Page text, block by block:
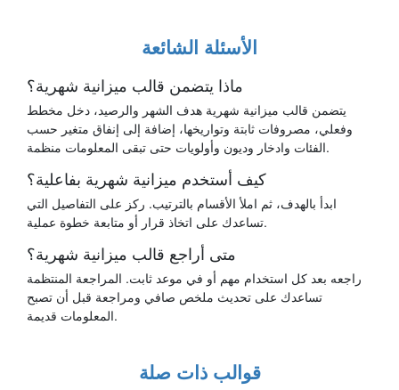
الأسئلة الشائعة
ماذا يتضمن قالب ميزانية شهرية؟
يتضمن قالب ميزانية شهرية هدف الشهر والرصيد، دخل مخطط
وفعلي، مصروفات ثابتة وتواريخها، إضافة إلى إنفاق متغير حسب
الفئات وادخار وديون وأولويات حتى تبقى المعلومات منظمة.
كيف أستخدم ميزانية شهرية بفاعلية؟
ابدأ بالهدف، ثم املأ الأقسام بالترتيب. ركز على التفاصيل التي
تساعدك على اتخاذ قرار أو متابعة خطوة عملية.
متى أراجع قالب ميزانية شهرية؟
راجعه بعد كل استخدام مهم أو في موعد ثابت. المراجعة المنتظمة
تساعدك على تحديث ملخص صافي ومراجعة قبل أن تصبح
المعلومات قديمة.
قوالب ذات صلة